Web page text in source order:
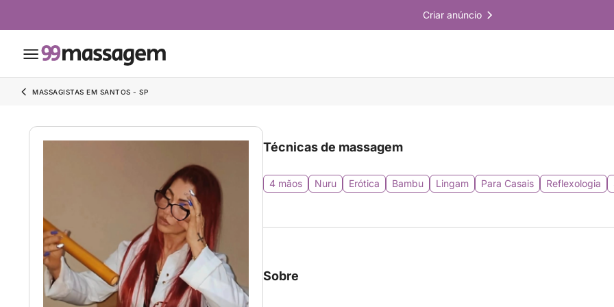
Criar anúncio
MASSAGISTAS EM SANTOS - SP
Técnicas de massagem
4 mãos Nuru Erótica Bambu Lingam Para Casais Reflexologia
Sobre